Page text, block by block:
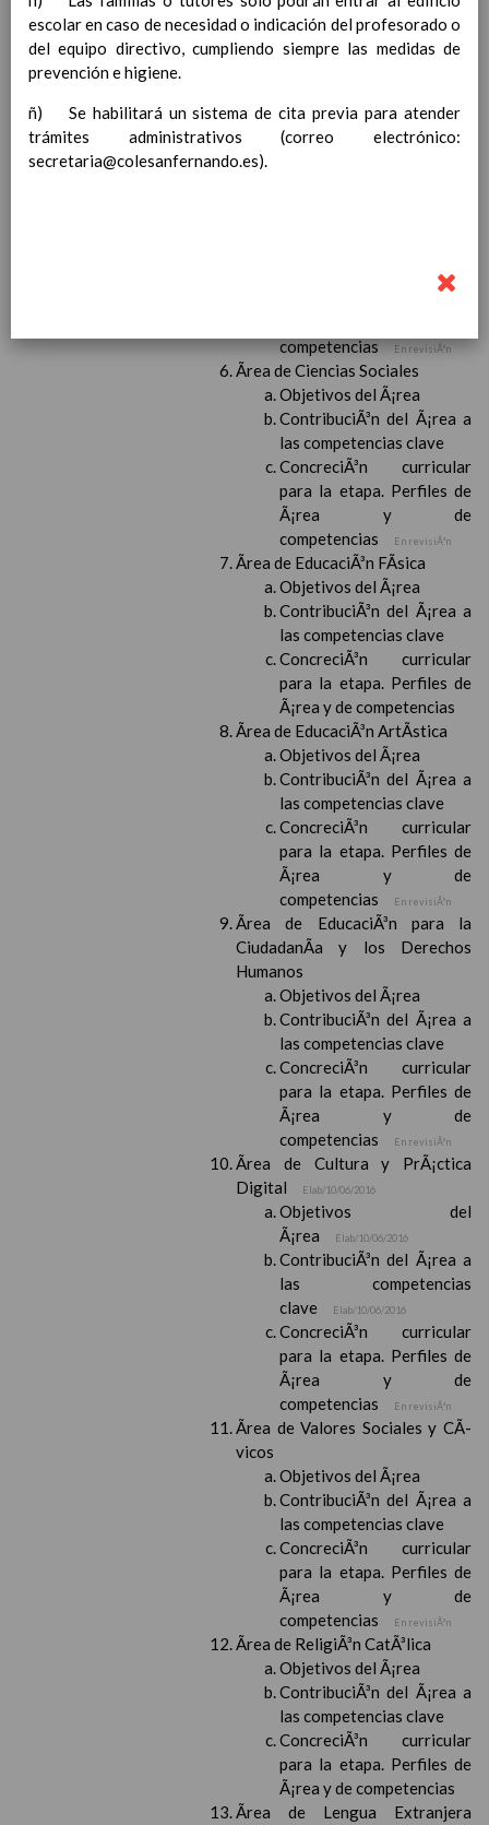
ContribuciÃ³n del Ã¡rea a
las competencias clave
ConcreciÃ³n curricular
Ã¡rea y de
competencias
En revisiÃ³n
Ãrea de Ciencias de la
ConcreciÃ³n curricular
para la etapa. Perfiles de
competencias
En revisiÃ³n
Ãrea de Ciencias Sociales
Objetivos del Ã¡rea
ContribuciÃ³n del Ã¡rea a
las competencias clave
ConcreciÃ³n curricular
para la etapa. Perfiles de
Ã¡rea y de
competencias
En revisiÃ³n
Ãrea de EducaciÃ³n FÃ­sica
Objetivos del Ã¡rea
ContribuciÃ³n del Ã¡rea a
las competencias clave
ConcreciÃ³n curricular
para la etapa. Perfiles de
Ã¡rea y de competencias
Ãrea de EducaciÃ³n ArtÃ­stica
Objetivos del Ã¡rea
ContribuciÃ³n del Ã¡rea a
las competencias clave
ConcreciÃ³n curricular
para la etapa. Perfiles de
Ã¡rea y de
competencias
En revisiÃ³n
Ãrea de EducaciÃ³n para la
CiudadanÃ­a y los Derechos
Humanos
Objetivos del Ã¡rea
ContribuciÃ³n del Ã¡rea a
las competencias clave
ConcreciÃ³n curricular
para la etapa. Perfiles de
Ã¡rea y de
competencias
En revisiÃ³n
Ãrea de Cultura y PrÃ¡ctica
Digital
Elab/10/06/2016
Objetivos del
Ã¡rea
Elab/10/06/2016
ContribuciÃ³n del Ã¡rea a
las competencias
clave
Elab/10/06/2016
ConcreciÃ³n curricular
para la etapa. Perfiles de
Ã¡rea y de
competencias
En revisiÃ³n
Ãrea de Valores Sociales y CÃ­
vicos
Objetivos del Ã¡rea
ContribuciÃ³n del Ã¡rea a
las competencias clave
ConcreciÃ³n curricular
para la etapa. Perfiles de
Ã¡rea y de
competencias
En revisiÃ³n
Ãrea de ReligiÃ³n CatÃ³lica
Objetivos del Ã¡rea
ContribuciÃ³n del Ã¡rea a
las competencias clave
ConcreciÃ³n curricular
para la etapa. Perfiles de
Ã¡rea y de competencias
Ãrea de Lengua Extranjera
escolar en caso de necesidad o indicación del profesorado o
del equipo directivo, cumpliendo siempre las medidas de
prevención e higiene.
ñ) Se habilitará un sistema de cita previa para atender
trámites administrativos (correo electrónico:
secretaria@colesanfernando.es).